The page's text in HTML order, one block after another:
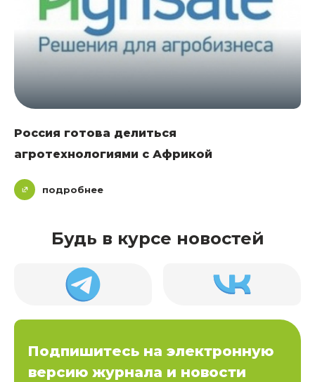
Россия готова делиться
агротехнологиями с Африкой
подробнее
Будь в курсе новостей
Подпишитесь на электронную
версию журнала и новости